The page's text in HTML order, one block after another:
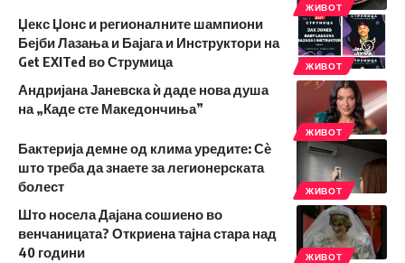
ЖИВОТ
ЖИВОТ
Џекс Џонс и регионалните шампиони
Бејби Лазања и Бајага и Инструктори на
Get EXITed во Струмица
ЖИВОТ
Андријана Јаневска ѝ даде нова душа
на „Каде сте Македончиња”
ЖИВОТ
Бактерија демне од клима уредите: Сѐ
што треба да знаете за легионерската
болест
ЖИВОТ
Што носела Дајана сошиено во
венчаницата? Откриена тајна стара над
40 години